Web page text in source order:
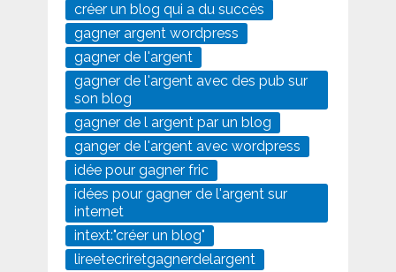
créer un blog qui a du succès
gagner argent wordpress
gagner de l'argent
gagner de l'argent avec des pub sur
son blog
gagner de l argent par un blog
ganger de l'argent avec wordpress
idée pour gagner fric
idées pour gagner de l'argent sur
internet
intext:"créer un blog"
lireetecriretgagnerdelargent